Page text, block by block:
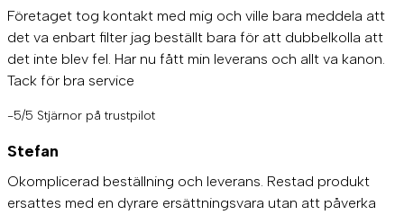
Företaget tog kontakt med mig och ville bara meddela att
det va enbart filter jag beställt bara för att dubbelkolla att
det inte blev fel. Har nu fått min leverans och allt va kanon.
Tack för bra service
-5/5 Stjärnor på trustpilot
Stefan
Okomplicerad beställning och leverans. Restad produkt
ersattes med en dyrare ersättningsvara utan att påverka